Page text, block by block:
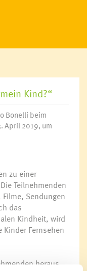
Kind?“
Bonelli beim
April 2019, um
zu einer
Teilnehmenden
Sendungen
das
Kindheit, wird
Fernsehen
heraus,